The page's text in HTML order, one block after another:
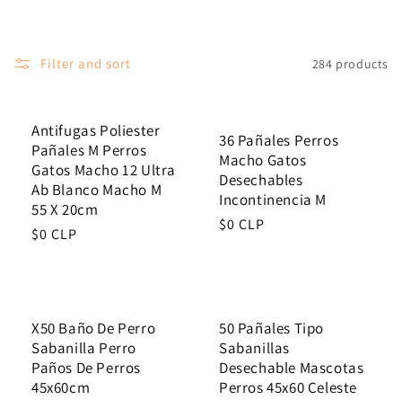
Filter and sort 284 products
Antifugas Poliester
Pañales M Perros
Gatos Macho 12 Ultra
Ab Blanco Macho M
55 X 20cm
Regular
$0 CLP
36 Pañales Perros
Macho Gatos
Desechables
Incontinencia M
Regular
$0 CLP
X50 Baño De Perro
Sabanilla Perro
Paños De Perros
45x60cm
50 Pañales Tipo
Sabanillas
Desechable Mascotas
Perros 45x60 Celeste